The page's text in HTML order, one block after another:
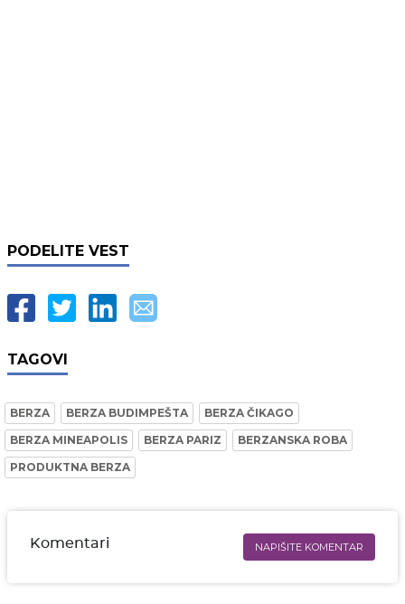
PODELITE VEST
TAGOVI
BERZA BERZA BUDIMPEŠTA
BERZA ČIKAGO
BERZA MINEAPOLIS
BERZA PARIZ
BERZANSKA ROBA
PRODUKTNA BERZA
Komentari NAPIŠITE KOMENTAR